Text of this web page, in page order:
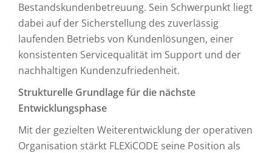
Bestandskundenbetreuung. Sein Schwerpunkt liegt
dabei auf der Sicherstellung des zuverlässig
laufenden Betriebs von Kundenlösungen, einer
konsistenten Servicequalität im Support und der
nachhaltigen Kundenzufriedenheit.
Strukturelle Grundlage für die nächste
Entwicklungsphase
Mit der gezielten Weiterentwicklung der operativen
Organisation stärkt FLEXiCODE seine Position als